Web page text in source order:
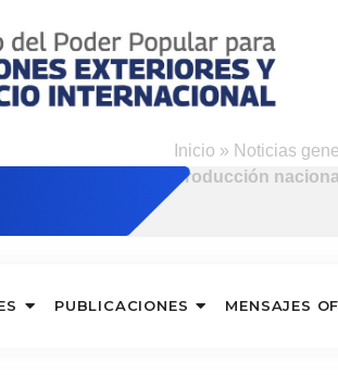
Inicio » Noticias
producción
PUBLICACIONES MENSAJES